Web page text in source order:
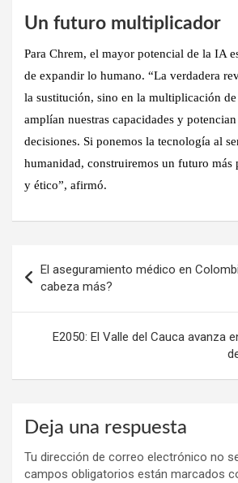
Un futuro multiplicador
Para Chrem, el mayor potencial de la IA
de expandir lo humano. “La verdadera
la sustitución, sino en la multiplicación
amplían nuestras capacidades y
decisiones. Si ponemos la tecnología al
humanidad, construiremos un futuro
y ético”, afirmó.
de
entradas
El aseguramiento médico en
cabeza más?
E2050: El Valle del Cauca avanza
Deja una respuesta
Tu dirección de correo electrónico no
campos obligatorios están marcados